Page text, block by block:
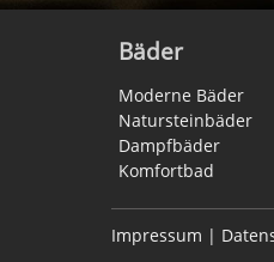
Bäder
Moderne Bäder
Natursteinbäder
Dampfbäder
Komfortbad
Impressum |